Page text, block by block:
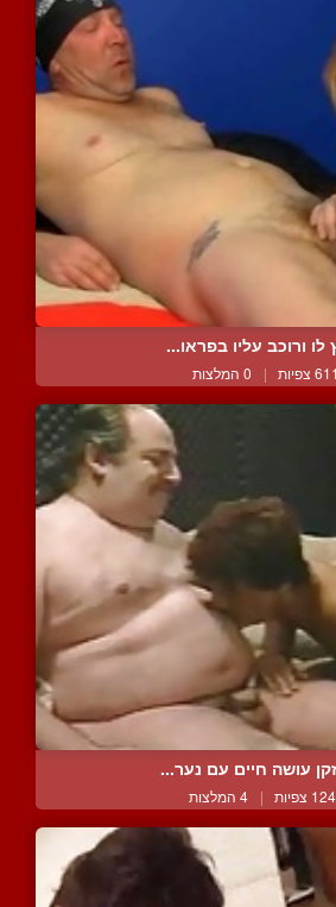
לו ורוכב עליו בפראו...
צפיות | 0 המלצות
עושה חיים עם נער...
צפיות | 4 המלצות